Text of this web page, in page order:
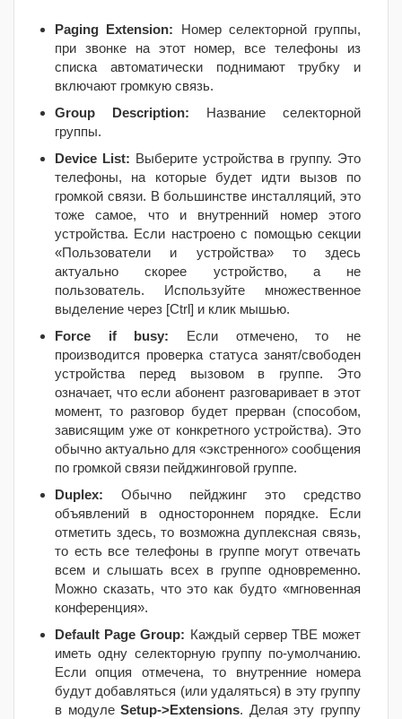
Paging Extension: Номер селекторной группы,
при звонке на этот номер, все телефоны из
списка автоматически поднимают трубку и
включают громкую связь.
Group Description: Название селекторной
группы.
Device List: Выберите устройства в группу. Это
телефоны, на которые будет идти вызов по
громкой связи. В большинстве инсталляций, это
тоже самое, что и внутренний номер этого
устройства. Если настроено с помощью секции
«Пользователи и устройства» то здесь
актуально скорее устройство, а не
пользователь. Используйте множественное
выделение через [Ctrl] и клик мышью.
Force if busy: Если отмечено, то не
производится проверка статуса занят/свободен
устройства перед вызовом в группе. Это
означает, что если абонент разговаривает в этот
момент, то разговор будет прерван (способом,
зависящим уже от конкретного устройства). Это
обычно актуально для «экстренного» сообщения
по громкой связи пейджинговой группе.
Duplex: Обычно пейджинг это средство
объявлений в одностороннем порядке. Если
отметить здесь, то возможна дуплексная связь,
то есть все телефоны в группе могут отвечать
всем и слышать всех в группе одновременно.
Можно сказать, что это как будто «мгновенная
конференция».
Default Page Group: Каждый сервер TBE может
иметь одну селекторную группу по-умолчанию.
Если опция отмечена, то внутренние номера
будут добавляться (или удаляться) в эту группу
в модулеSetup->Extensions. Делая эту группу